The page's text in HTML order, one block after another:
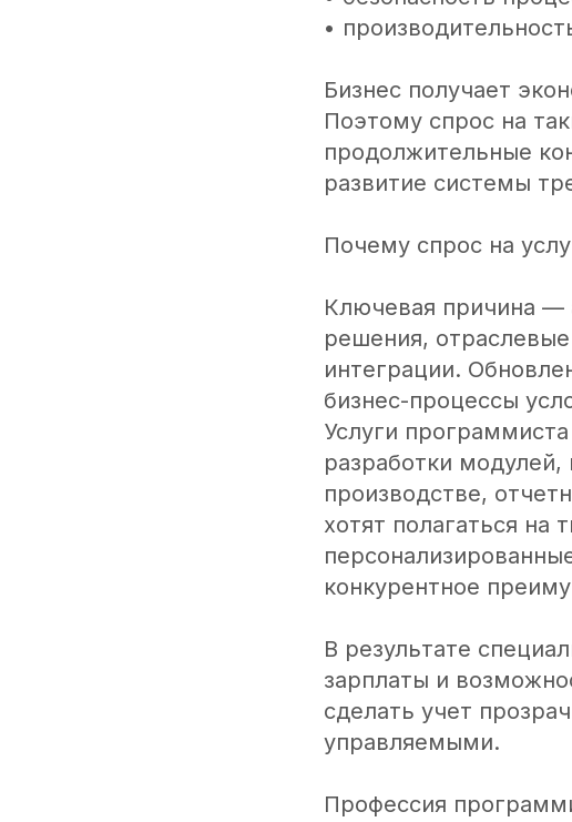
•
Бизнес получает
Поэтому спрос на
продолжительные
развитие системы
Почему спрос на
Ключевая причина —
решения,
интеграции.
бизнес-процессы
Услуги
разработки модулей,
производстве,
хотят полагаться
конкурентное
В результате
зарплаты и
сделать учет
управляемыми.
Профессия